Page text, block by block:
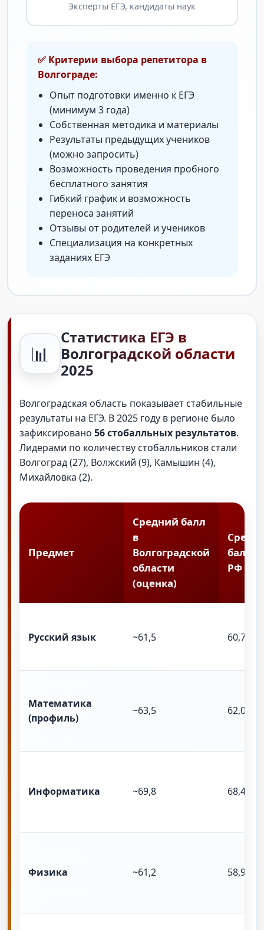
Эксперты ЕГЭ, кандидаты наук
✅ Критерии выбора репетитора в
Волгограде:
Опыт подготовки именно к ЕГЭ
(минимум 3 года)
Собственная методика и материалы
Результаты предыдущих учеников
(можно запросить)
Возможность проведения пробного
бесплатного занятия
Гибкий график и возможность
переноса занятий
Отзывы от родителей и учеников
Специализация на конкретных
заданиях ЕГЭ
📊
Статистика ЕГЭ в
Волгоградской области
2025
Волгоградская область показывает стабильные
результаты на ЕГЭ. В 2025 году в регионе было
зафиксировано 56 стобалльных результатов.
Лидерами по количеству стобалльников стали
Волгоград (27), Волжский (9), Камышин (4),
Михайловка (2).
Предмет
Средний балл
в
Волгоградской
области
(оценка)
балл
РФ
Русский язык ~61,5 60,7
Математика
(профиль)
~63,5 62,0
Информатика ~69,8 68,4
Физика ~61,2 58,9